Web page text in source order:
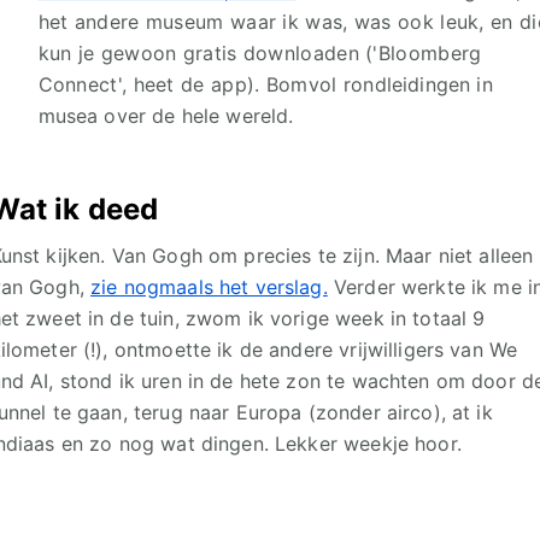
het andere museum waar ik was, was ook leuk, en
kun je gewoon gratis downloaden ('Bloomberg
Connect', heet de app). Bomvol rondleidingen in
musea over de hele wereld.
ik deed
kijken. Van Gogh om precies te zijn. Maar niet alleen
Gogh, zie nogmaals het verslag. Verder werkte ik me
zweet in de tuin, zwom ik vorige week in totaal 9
(!), ontmoette ik de andere vrijwilligers van We
AI, stond ik uren in de hete zon te wachten om door
te gaan, terug naar Europa (zonder airco), at ik
en zo nog wat dingen. Lekker weekje hoor.